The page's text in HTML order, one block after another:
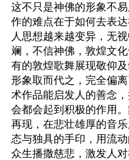
这不只是神佛的形象不
作的难点在于如何去表
人思想越来越变异，无
斓，不信神佛，敦煌文
有的敦煌歌舞展现敬仰
形象取而代之，完全偏
术作品能启发人的善念
会都会起到积极的作用
再现，在悲壮雄厚的音
态与独具的手印，用流
众生播撒慈悲，激发人对